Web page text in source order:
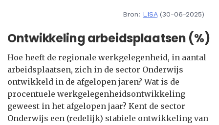
Bron: LISA(30-06-2025)
Ontwikkeling arbeidsplaatsen (%)
Hoe heeft de regionale werkgelegenheid, in aantal
arbeidsplaatsen, zich in de sector Onderwijs
ontwikkeld in de afgelopen jaren? Wat is de
procentuele werkgelegenheidsontwikkeling
geweest in het afgelopen jaar? Kent de sector
Onderwijs een (redelijk) stabiele ontwikkeling van